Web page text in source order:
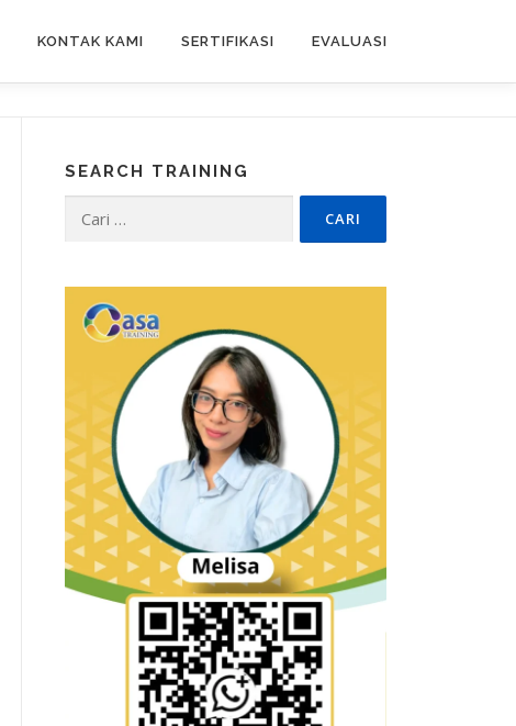
KONTAK KAMI SERTIFIKASI EVALUASI
SEARCH TRAINING
untuk: